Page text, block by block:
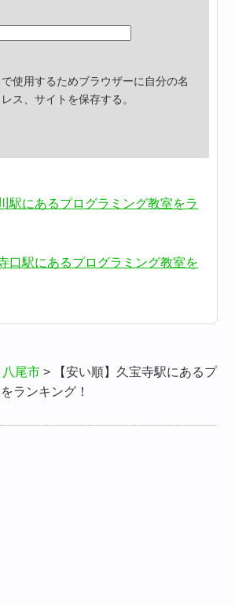
使用するためブラウザーに自分の名
ス、サイトを保存する。
駅にあるプログラミング教室をラ
口駅にあるプログラミング教室を
八尾市 >
【安い順】久宝寺駅にあるプ
ランキング！